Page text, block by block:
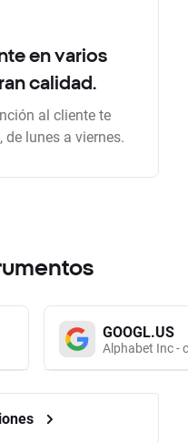
en varios
calidad.
al cliente te
lunes a viernes.
GOOGL.US
Alphabet Inc -